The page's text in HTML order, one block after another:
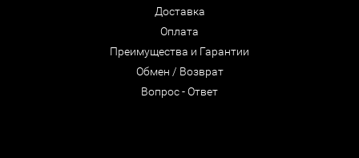
Доставка
Оплата
Преимущества и Гарантии
Обмен / Возврат
Вопрос - Ответ